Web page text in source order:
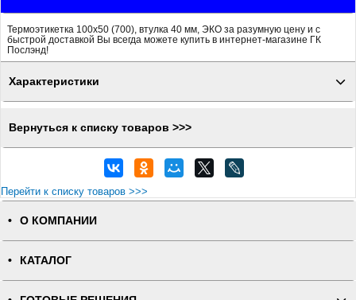
Термоэтикетка 100x50 (700), втулка 40 мм, ЭКО за разумную цену и с
быстрой доставкой Вы всегда можете купить в интернет-магазине ГК
Послэнд!
Характеристики
Вернуться к списку товаров >>>
Перейти к списку товаров >>>
О КОМПАНИИ
КАТАЛОГ